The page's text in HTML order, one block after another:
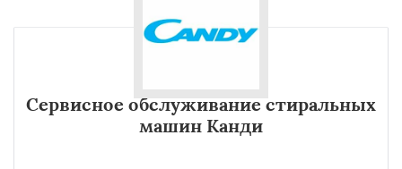
Сервисное обслуживание стиральных
машин Канди